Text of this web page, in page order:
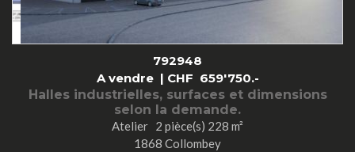
792948
A vendre | CHF 659'750.-
Halles industrielles, surfaces et dimensions
selon la demande.
Atelier 2 pièce(s) 228 m²
1868 Collombey